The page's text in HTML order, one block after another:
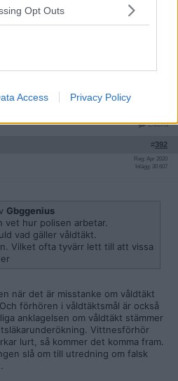
Opt Outs
Access Privacy Policy
ärende fattade misstankar om att
framgår ibre av den lilla
ofta tyvärr lett till att vissa kan
Citera
#392
Reg: Apr 2020
Inlägg: 30 607
Gbggenius
vet hur polisen arbetar.
vad gäller våldtäkt.
Vilket ofta tyvärr lett till att vissa
när det är misstanke om våldtäkt
förhören i våldtäktsmål är också
anklagelsen om våldtäkt stämmer
Vittnesförhör
lurt, så kommer det komma fram.
slå om till utredning om falsk